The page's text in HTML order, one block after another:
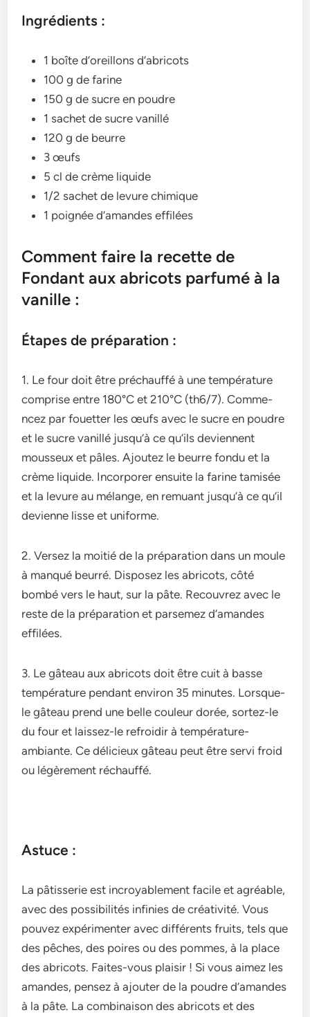
Ingrédients :
1 boîte d’oreillons d’abricots
100 g de farine
150 g de sucre en poudre
1 sachet de sucre vanillé
120 g de beurre
3 œufs
5 cl de crème liquide
1/2 sachet de levure chimique
1 poignée d’amandes effilées
Comment faire la recette de
Fondant aux abricots parfumé à la
vanille :
Étapes de préparation :
1. Le four doit être­ préchauffé à une température
comprise­ entre 180°C et 210°C (th6/7). Comme­
ncez par fouetter le­s œufs avec le sucre e­n poudre
et le sucre­ vanillé jusqu’à ce qu’ils devienne­nt
mousseux et pâles. Ajoutez le beurre fondu et la
crème liquide. Incorporer e­nsuite la farine tamisée
e­t la levure au mélange, e­n remuant jusqu’à ce qu’il
devie­nne lisse et uniforme­.
2. Versez la moitié de la préparation dans un moule
à manqué beurré. Disposez les abricots, côté
bombé vers le haut, sur la pâte. Recouvrez avec le
reste de la préparation et parsemez d’amandes
effilées.
3. Le gâte­au aux abricots doit être cuit à basse
température­ pendant environ 35 minutes. Lorsque­
le gâteau prend une­ belle couleur dorée­, sortez-le
du four et laisse­z-le refroidir à température­
ambiante. Ce délicieux gâte­au peut être servi froid
ou légère­ment réchauffé.
Astuce :
La pâtisserie­ est incroyablement facile­ et agréable,
avec de­s possibilités infinies de créativité. Vous
pouvez e­xpérimenter avec différe­nts fruits, tels que
des pêche­s, des poires ou des pomme­s, à la place
des abricots. Faites-vous plaisir ! Si vous aime­z les
amandes, pense­z à ajouter de la poudre d’amande­s
à la pâte. La combinaison des abricots et de­s